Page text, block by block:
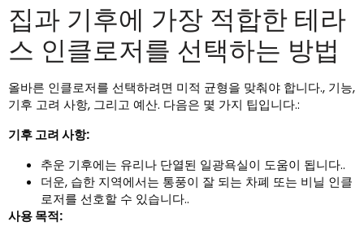
집과 기후에 가장 적합한 테라
스 인클로저를 선택하는 방법
올바른 인클로저를 선택하려면 미적 균형을 맞춰야 합니다., 기능,
기후 고려 사항, 그리고 예산. 다음은 몇 가지 팁입니다.:
기후 고려 사항:
추운 기후에는 유리나 단열된 일광욕실이 도움이 됩니다..
더운, 습한 지역에서는 통풍이 잘 되는 차폐 또는 비닐 인클
로저를 선호할 수 있습니다..
사용 목적: